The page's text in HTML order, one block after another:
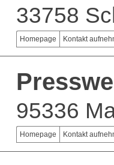
33758
Homepage Kontakt
95336
Homepage Kontakt